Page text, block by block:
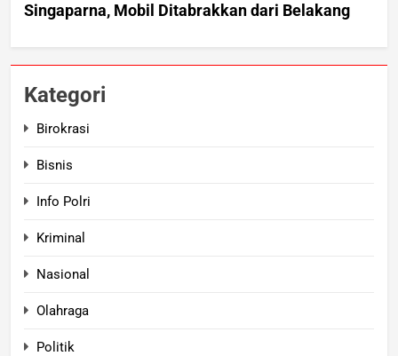
Kategori
Birokrasi
Bisnis
Info Polri
Kriminal
Nasional
Olahraga
Politik